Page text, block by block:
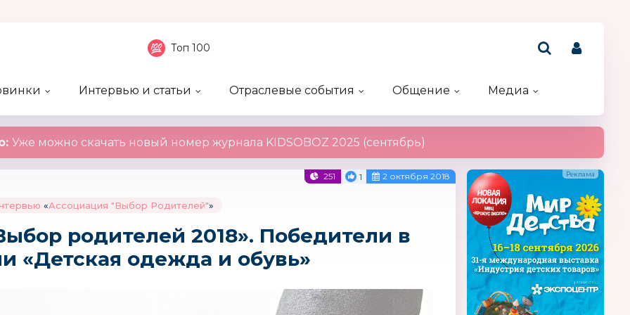
Топ 100
Интервью и статьи
Отраслевые события
Общение
Медиа
Уже можно скачать новый номер журнала KIDSOBOZ 2025 (сентябрь)
251 1 2 октября 2018
«Ассоциация "Выбор Родителей"»
родителей 2018». Победители в
«Детская одежда и обувь»